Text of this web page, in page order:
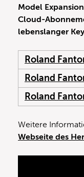
Model Expansion
Cloud-
lebenslanger
Roland
Roland
Roland
Weitere
Webseite des